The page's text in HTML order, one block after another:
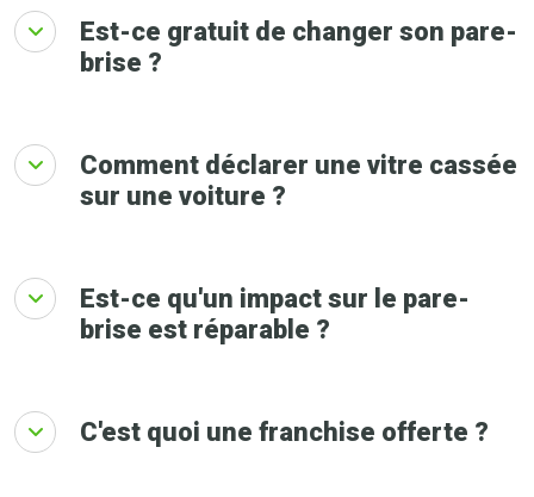
Est-ce gratuit de changer son pare-
brise ?
Comment déclarer une vitre cassée
sur une voiture ?
Est-ce qu'un impact sur le pare-
brise est réparable ?
C'est quoi une franchise offerte ?